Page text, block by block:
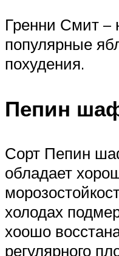
Гренни Смит –
популярные
похудения.
Пепин
Сорт Пепин
обладает
холодах
хоошо
регулярного